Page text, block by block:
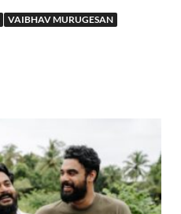
VAIBHAV MURUGESAN